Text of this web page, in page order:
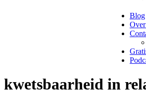
Blog
kwetsbaarheid in